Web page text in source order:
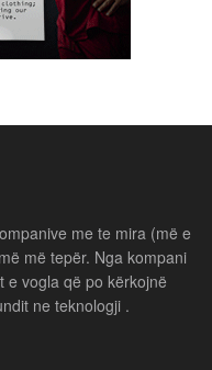
me te mira (më e
më tepër. Nga kompani
e vogla që po kërkojnë
ne teknologji .